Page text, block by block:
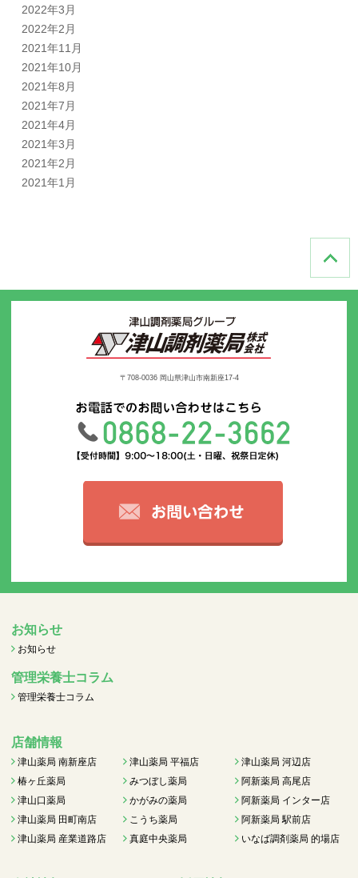
2022年3月
2022年2月
2021年11月
2021年10月
2021年8月
2021年7月
2021年4月
2021年3月
2021年2月
2021年1月
〒708-0036 岡山県津山市南新座17-4
お知らせ
お知らせ
管理栄養士コラム
管理栄養士コラム
店舗情報
津山薬局 南新座店
椿ヶ丘薬局
津山口薬局
津山薬局 田町南店
津山薬局 産業道路店
津山薬局 平福店
みつぼし薬局
かがみの薬局
こうち薬局
真庭中央薬局
津山薬局 河辺店
阿新薬局 高尾店
阿新薬局 インター店
阿新薬局 駅前店
いなば調剤薬局 的場店